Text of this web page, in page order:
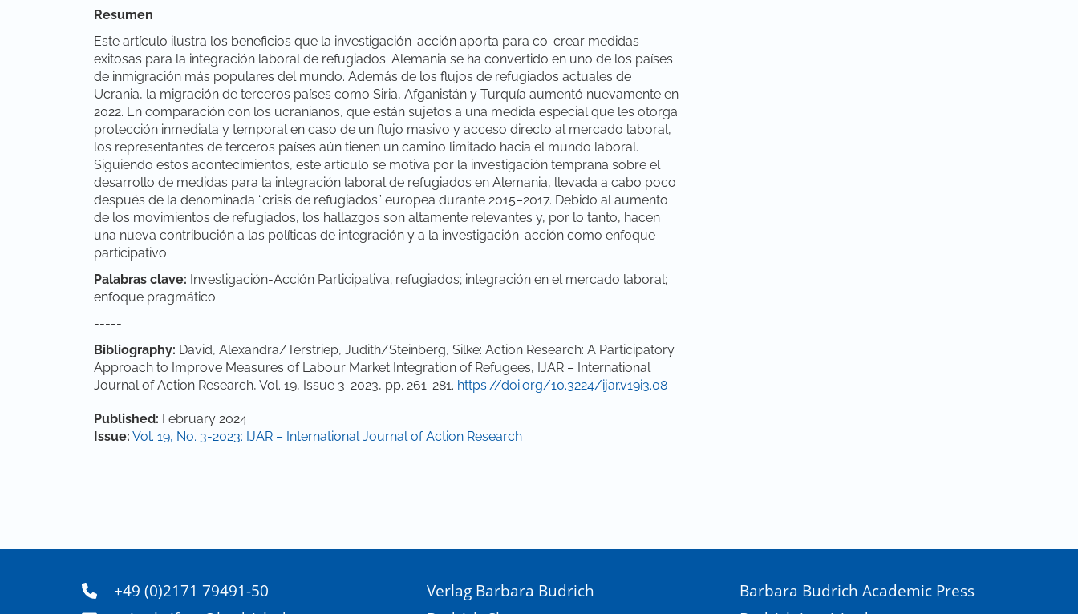
Resumen
Este artículo ilustra los beneficios que la investigación-acción aporta para co-crear medidas
exitosas para la integración laboral de refugiados. Alemania se ha convertido en uno de los países
de inmigración más populares del mundo. Además de los flujos de refugiados actuales de
Ucrania, la migración de terceros países como Siria, Afganistán y Turquía aumentó nuevamente en
2022. En comparación con los ucranianos, que están sujetos a una medida especial que les otorga
protección inmediata y temporal en caso de un flujo masivo y acceso directo al mercado laboral,
los representantes de terceros países aún tienen un camino limitado hacia el mundo laboral.
Siguiendo estos acontecimientos, este artículo se motiva por la investigación temprana sobre el
desarrollo de medidas para la integración laboral de refugiados en Alemania, llevada a cabo poco
después de la denominada “crisis de refugiados” europea durante 2015–2017. Debido al aumento
de los movimientos de refugiados, los hallazgos son altamente relevantes y, por lo tanto, hacen
una nueva contribución a las políticas de integración y a la investigación-acción como enfoque
participativo.
Palabras clave: Investigación-Acción Participativa; refugiados; integración en el mercado laboral;
enfoque pragmático
-----
Bibliography: David, Alexandra/Terstriep, Judith/Steinberg, Silke: Action Research: A Participatory
Approach to Improve Measures of Labour Market Integration of Refugees, IJAR – International
Journal of Action Research, Vol. 19, Issue 3-2023, pp. 261-281. https://doi.org/10.3224/ijar.v19i3.08
Article Details
Published: February 2024
Issue: Vol. 19, No. 3-2023: IJAR – International Journal of Action Research
+49 (0)2171 79491-50
Verlag Barbara Budrich
Barbara Budrich Academic Press